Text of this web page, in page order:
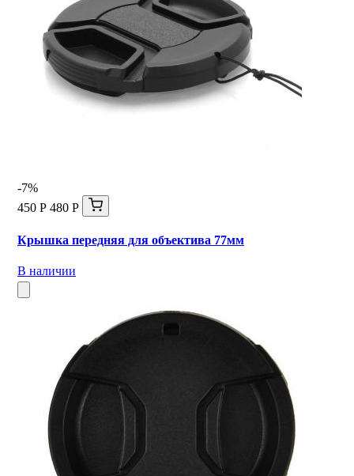
-7%
450 Р 480 Р
Крышка передняя для объектива 77мм
В наличии